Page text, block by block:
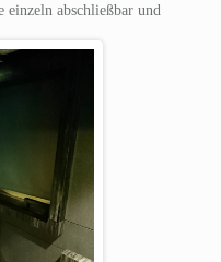
abschließbar und